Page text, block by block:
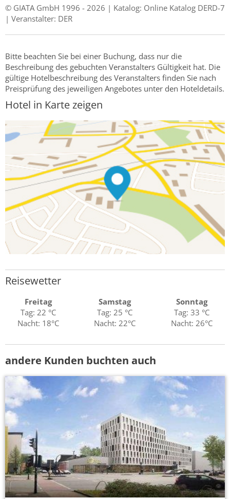
© GIATA GmbH 1996 - 2026 | Katalog: Online Katalog DERD-7
| Veranstalter: DER
Bitte beachten Sie bei einer Buchung, dass nur die
Beschreibung des gebuchten Veranstalters Gültigkeit hat. Die
gültige Hotelbeschreibung des Veranstalters finden Sie nach
Preisprüfung des jeweiligen Angebotes unter den Hoteldetails.
Hotel in Karte zeigen
Reisewetter
Freitag
Tag: 22 °C
Nacht: 18°C
Samstag
Tag: 25 °C
Nacht: 22°C
Sonntag
Tag: 33 °C
Nacht: 26°C
andere Kunden buchten auch